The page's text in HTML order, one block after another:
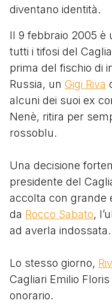
diventano identità.
Il 9 febbraio 2005 è
tutti i tifosi del
prima del fischio di
Russia, un Gigi Riva
alcuni dei suoi ex
Nenè, ritira per
rossoblu.
Una decisione
presidente del
accolta con grande
da Rocco Sabato,
ad averla indossata.
Lo stesso giorno,
Cagliari Emilio
onorario.